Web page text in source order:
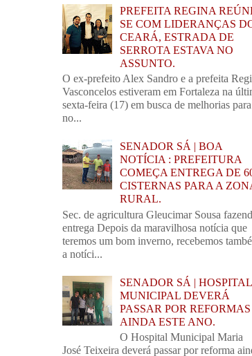
PREFEITA REGINA
SE COM LIDERANÇAS
CEARÁ, ESTRADA DE
SERROTA ESTAVA NO
ASSUNTO.
O ex-prefeito Alex Sandro e a prefeita
Vasconcelos estiveram em Fortaleza na
sexta-feira (17) em busca de melhorias para
no...
SENADOR SÁ | BOA
NOTÍCIA : PREFEITURA
COMEÇA ENTREGA DE
CISTERNAS PARA A
RURAL.
Sec. de agricultura Gleucimar Sousa
entrega Depois da maravilhosa notícia que
teremos um bom inverno, recebemos
a notíci...
SENADOR SÁ | HOSPITAL
MUNICIPAL DEVERÁ
PASSAR POR REFORMAS
AINDA ESTE ANO.
O Hospital Municipal Maria
José Teixeira deverá passar por reforma